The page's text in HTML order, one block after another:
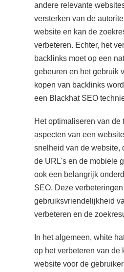
andere relevante
versterken van de
website en kan de
verbeteren. Echter, het
backlinks moet op een
gebeuren en het gebruik
kopen van backlinks
een Blackhat SEO
Het optimaliseren van de
aspecten van een
snelheid van de website,
de URL's en de mobiele
ook een belangrijk
SEO. Deze
gebruiksvriendelijkheid
verbeteren en de
In het algemeen, white
op het verbeteren van de
website voor de